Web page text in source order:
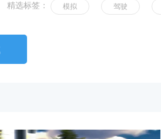
精选标签： 模拟 驾驶